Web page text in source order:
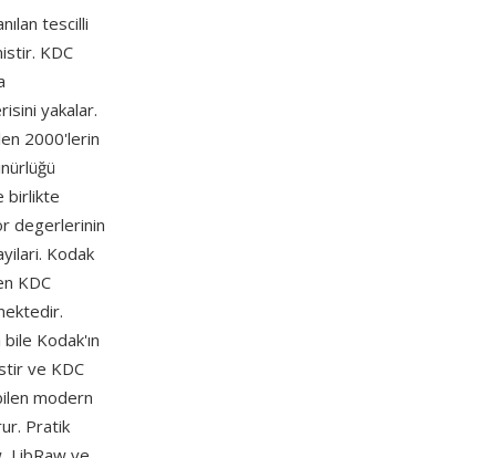
tescilli
KDC
yakalar.
2000'lerin
birlikte
degerlerinin
Kodak
KDC
Kodak'ın
ve KDC
modern
Pratik